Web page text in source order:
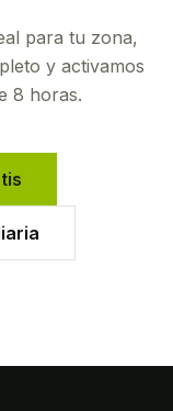
para tu zona,
y activamos
8 horas.